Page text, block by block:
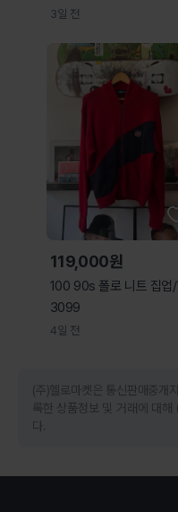
3일 전
119,000원
100 90s 폴로 니트 집업
3099
4일 전
(주)헬로마켓은 통신판매중개
록한 상품정보 및 거래에 대해
다.